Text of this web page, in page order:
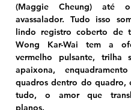
(Maggie Cheung) até
avassalador. Tudo isso
lindo registro coberto de
Wong Kar-Wai tem a
vermelho pulsante, trilha
apaixona,
quadros dentro do quadro,
tudo, o amor que
planos.